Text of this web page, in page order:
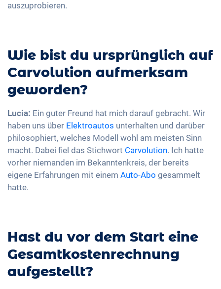
auszuprobieren.
Wie bist du ursprünglich auf
Carvolution aufmerksam
geworden?
Lucia: Ein guter Freund hat mich darauf gebracht. Wir
haben uns über Elektroautos unterhalten und darüber
philosophiert, welches Modell wohl am meisten Sinn
macht. Dabei fiel das Stichwort Carvolution. Ich hatte
vorher niemanden im Bekanntenkreis, der bereits
eigene Erfahrungen mit einem Auto-Abo gesammelt
hatte.
Hast du vor dem Start eine
Gesamtkostenrechnung
aufgestellt?